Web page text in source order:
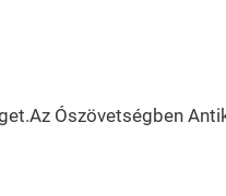
Ószövetségben